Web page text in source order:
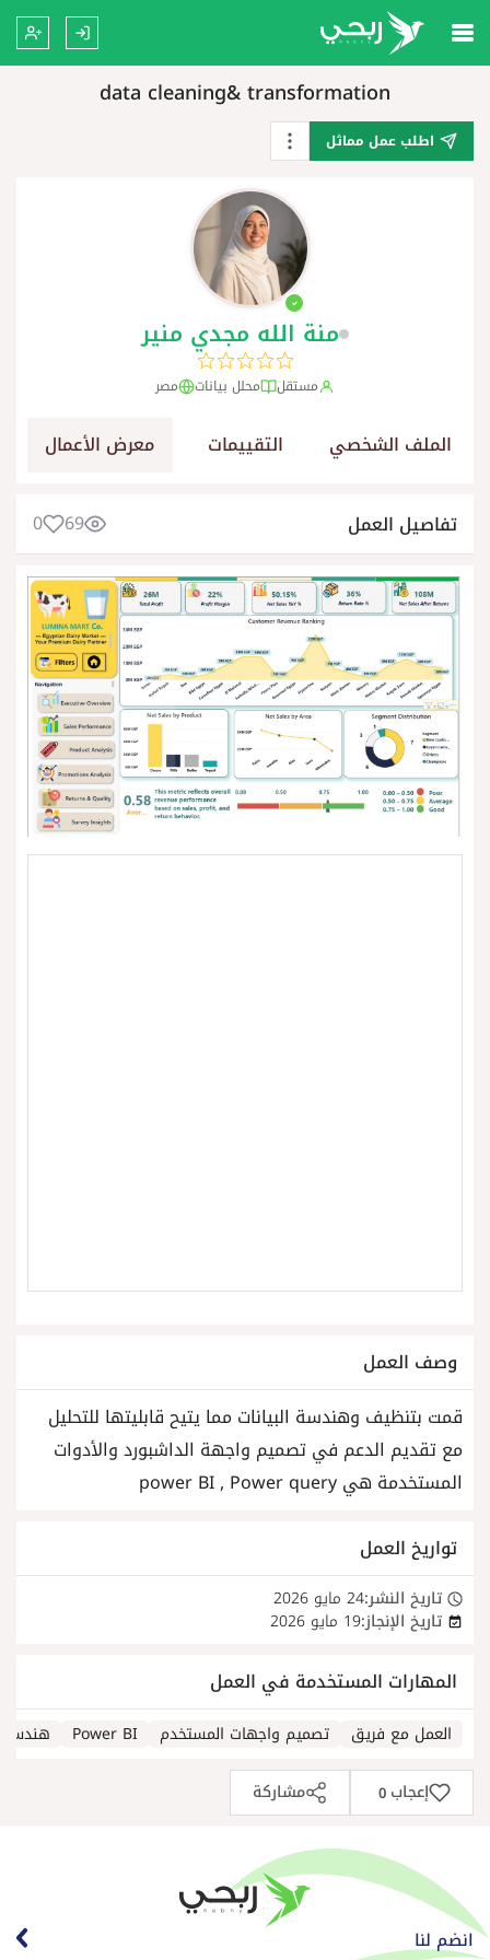
data cleaning& transformation
اطلب عمل مماثل
منة الله مجدي منير
مستقل محلل بيانات مصر
الملف الشخصي التقييمات معرض الأعمال
تفاصيل العمل 69
0
وصف العمل
قمت بتنظيف وهندسة البيانات مما يتيح قابليتها للتحليل
مع تقديم الدعم في تصميم واجهة الداشبورد والأدوات
المستخدمة هي power BI , Power query
تواريخ العمل
تاريخ النشر:24 مايو 2026
تاريخ الإنجاز:19 مايو 2026
المهارات المستخدمة في العمل
العمل مع فريق تصميم واجهات المستخدم Power BI
هندسة
إعجاب 0 مشاركة
انضم لنا